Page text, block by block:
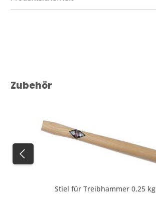
Produktgalerie überspringen
Zubehör
Stiel für Treibhammer 0,25 kg